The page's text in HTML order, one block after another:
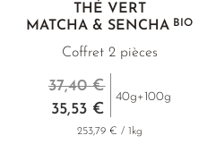
THÉ VERT
MATCHA & SENCHABIO
Coffret 2 pièces
35,53 €
37,40 €
40g+100g
253,79 € / 1kg